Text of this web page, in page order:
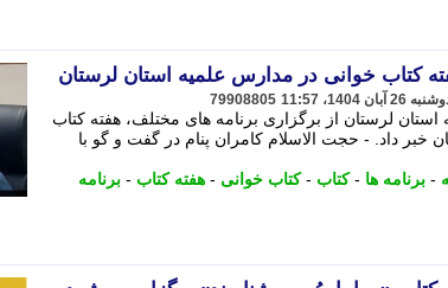
کتاب خوانی در مدارس علمیه استان لرستان
79908805
لرستان از برگزاری برنامه های مختلف، هفته کتاب
خبر داد. - حجت الاسلام کامران پنام در گفت و گو با
- برنامه ها -کتاب -کتاب خوانی - هفته کتاب - برنامه